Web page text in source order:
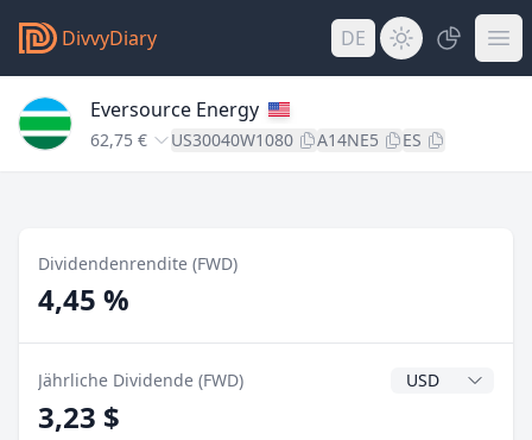
DivvyDiary DE
Eversource Energy
62,75 € US30040W1080 A14NE5 ES
Dividendenrendite (FWD)
4,45 %
Jährliche Dividende (FWD)
3,23 $